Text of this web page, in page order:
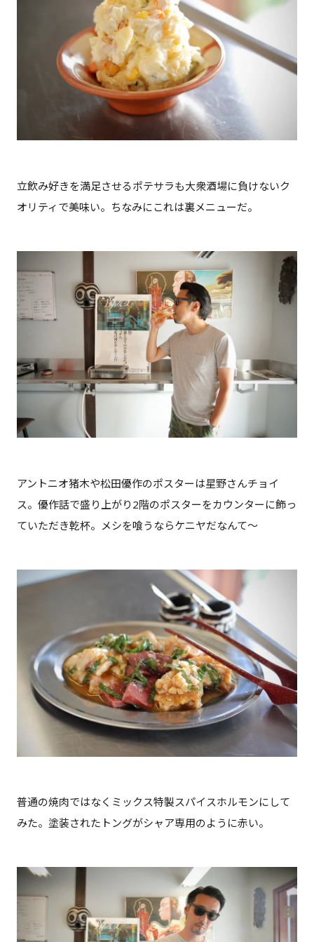
立飲み好きを満足させるポテサラも大衆酒場に負けないク
オリティで美味い。ちなみにこれは裏メニューだ。
アントニオ猪木や松田優作のポスターは星野さんチョイ
ス。優作話で盛り上がり2階のポスターをカウンターに飾っ
ていただき乾杯。メシを喰うならケニヤだなんて～
普通の焼肉ではなくミックス特製スパイスホルモンにして
みた。塗装されたトングがシャア専用のように赤い。